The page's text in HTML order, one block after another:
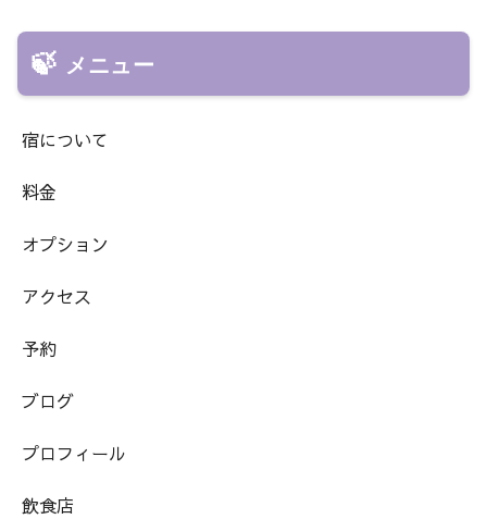
メニュー
宿について
料金
オプション
アクセス
予約
ブログ
プロフィール
飲食店